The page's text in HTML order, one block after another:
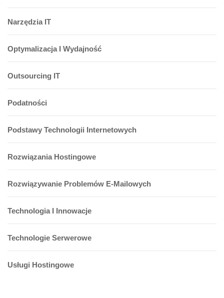
Narzędzia IT
Optymalizacja I Wydajność
Outsourcing IT
Podatności
Podstawy Technologii Internetowych
Rozwiązania Hostingowe
Rozwiązywanie Problemów E-Mailowych
Technologia I Innowacje
Technologie Serwerowe
Usługi Hostingowe